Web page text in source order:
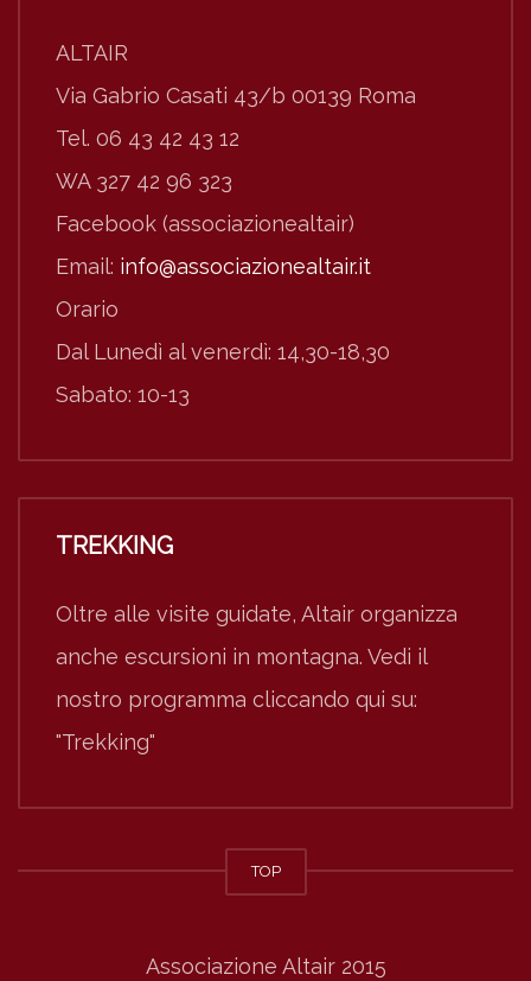
ALTAIR
Via Gabrio Casati 43/b 00139 Roma
Tel. 06 43 42 43 12
WA 327 42 96 323
Facebook (associazionealtair)
Email: info@associazionealtair.it
Orario
Dal Lunedì al venerdì: 14,30-18,30
Sabato: 10-13
TREKKING
Oltre alle visite guidate, Altair organizza
anche escursioni in montagna. Vedi il
nostro programma cliccando qui su:
"Trekking"
TOP
Associazione Altair 2015